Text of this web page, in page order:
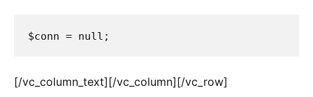
$conn = null;
[/vc_column_text][/vc_column][/vc_row]